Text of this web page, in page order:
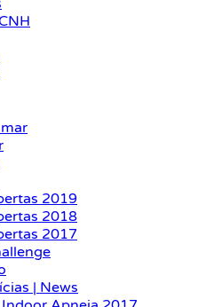
2019
2018
2017
| News